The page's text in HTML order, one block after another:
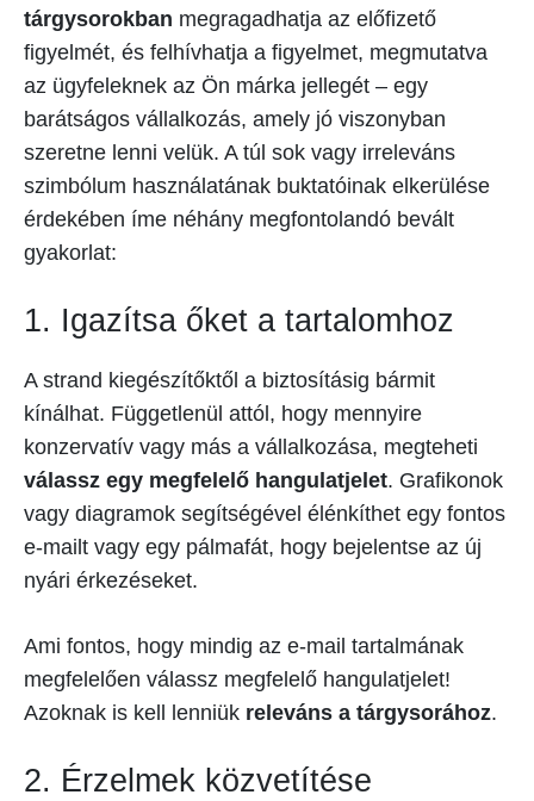
tárgysorokban megragadhatja az előfizető
figyelmét, és felhívhatja a figyelmet, megmutatva
az ügyfeleknek az Ön márka jellegét – egy
barátságos vállalkozás, amely jó viszonyban
szeretne lenni velük. A túl sok vagy irreleváns
szimbólum használatának buktatóinak elkerülése
érdekében íme néhány megfontolandó bevált
gyakorlat:
1. Igazítsa őket a tartalomhoz
A strand kiegészítőktől a biztosításig bármit
kínálhat. Függetlenül attól, hogy mennyire
konzervatív vagy más a vállalkozása, megteheti
válassz egy megfelelő hangulatjelet. Grafikonok
vagy diagramok segítségével élénkíthet egy fontos
e-mailt vagy egy pálmafát, hogy bejelentse az új
nyári érkezéseket.
Ami fontos, hogy mindig az e-mail tartalmának
megfelelően válassz megfelelő hangulatjelet!
Azoknak is kell lenniük releváns a tárgysorához.
2. Érzelmek közvetítése